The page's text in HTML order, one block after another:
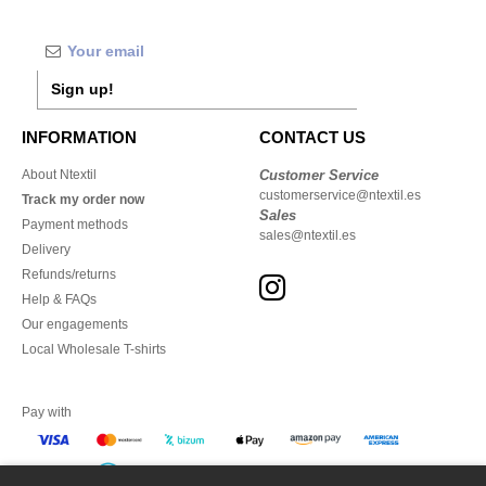
Sign up!
INFORMATION
About Ntextil
Track my order now
Payment methods
Delivery
Refunds/returns
Help & FAQs
Our engagements
Local Wholesale T-shirts
CONTACT US
Customer Service
customerservice@ntextil.es
Sales
sales@ntextil.es
Pay with